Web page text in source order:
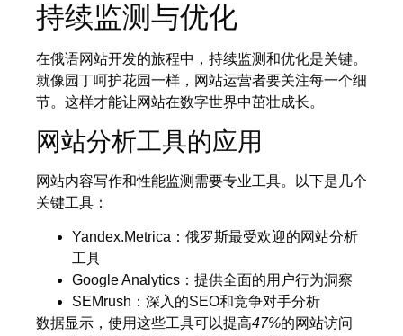
持续监测与优化
在俄语网站开发的旅程中，持续监测和优化是关键。
就像园丁呵护花园一样，网站运营者要关注每一个细
节。这样才能让网站在数字世界中茁壮成长。
网站分析工具的应用
网站内容写作和性能监测需要专业工具。以下是几个
关键工具：
Yandex.Metrica：俄罗斯最受欢迎的网站分析
工具
Google Analytics：提供全面的用户行为洞察
SEMrush：深入的SEO和竞争对手分析
数据显示，使用这些工具可以提高47%的网站访问